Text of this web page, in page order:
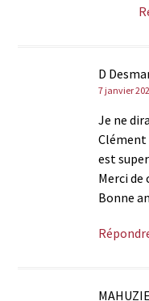
D
7 janvier
Je ne
Clément
est
Merci de
Bonne